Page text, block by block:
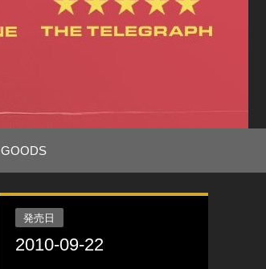
GOODS
発売日
2010-09-22